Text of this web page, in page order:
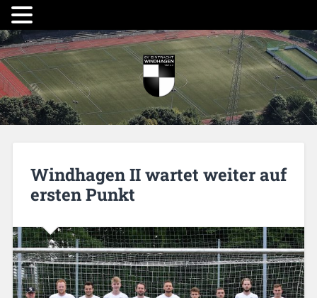
Windhagen II wartet weiter auf
ersten Punkt